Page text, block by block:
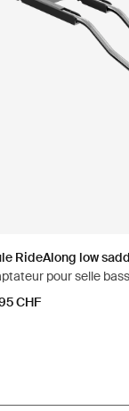
RideAlong low
pour selle
CHF